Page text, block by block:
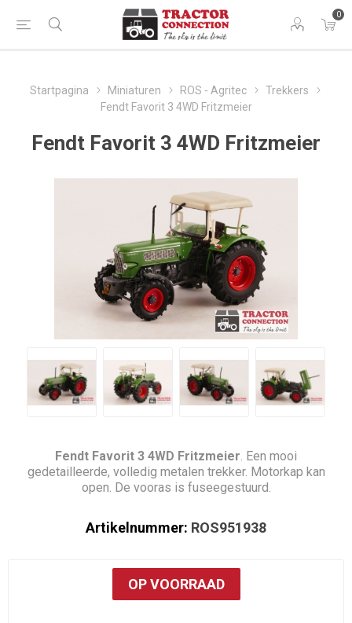
0
Startpagina Miniaturen ROS - Agritec
Trekkers
Fendt Favorit 3 4WD Fritzmeier
Fendt Favorit 3 4WD Fritzmeier
Fendt Favorit 3 4WD Fritzmeier. Een mooi
gedetailleerde, volledig metalen trekker. Motorkap kan
open. De vooras is fuseegestuurd.
Artikelnummer: ROS951938
OP VOORRAAD